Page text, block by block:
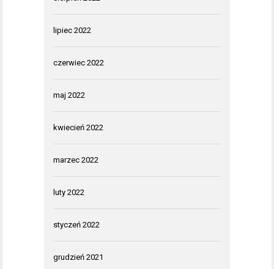
lipiec 2022
czerwiec 2022
maj 2022
kwiecień 2022
marzec 2022
luty 2022
styczeń 2022
grudzień 2021